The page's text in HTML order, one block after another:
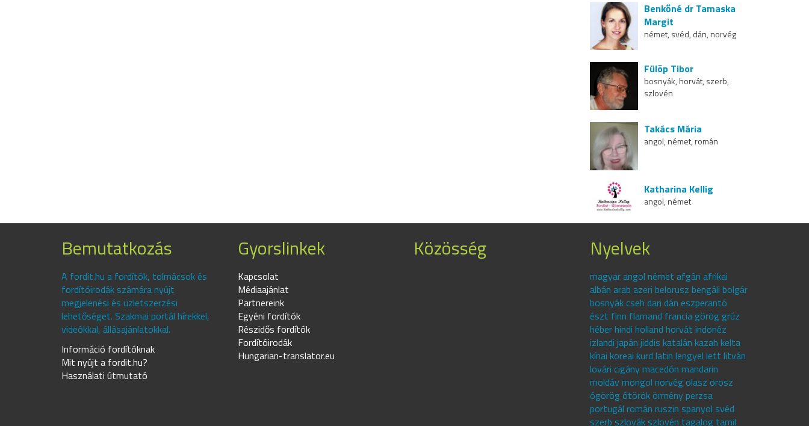
Benkőné dr Tamaska
Margit
német, svéd, dán, norvég
Fülöp Tibor
bosnyák, horvát, szerb,
szlovén
Takács Mária
angol, német, román
Katharina Kellig
angol, német
Bemutatkozás
A fordit.hu a fordítók, tolmácsok és
fordítóirodák számára nyújt
megjelenési és üzletszerzési
lehetőséget. Szakmai portál hírekkel,
videókkal, állásajánlatokkal.
Információ fordítóknak
Mit nyújt a fordit.hu?
Használati útmutató
Gyorslinkek
Kapcsolat
Médiaajánlat
Partnereink
Egyéni fordítók
Részidős fordítók
Fordítóirodák
Hungarian-translator.eu
Közösség Nyelvek
magyar angol német afgán afrikai
albán arab azeri belorusz bengáli bolgár
bosnyák cseh dari dán eszperantó
észt finn flamand francia görög grúz
héber hindi holland horvát indonéz
izlandi japán jiddis katalán kazah kelta
kínai koreai kurd latin lengyel lett litván
lovári cigány macedón mandarin
moldáv mongol norvég olasz orosz
ógörög ótörök örmény perzsa
portugál román ruszin spanyol svéd
szerb szlovák szlovén tagalog tamil